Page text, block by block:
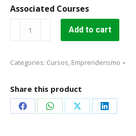
Associated Courses
Páginas
Internet
Negocios
con
Google
Add to cart
Categories: Cursos, Emprenderismo
Share this product
Share Share Share Share